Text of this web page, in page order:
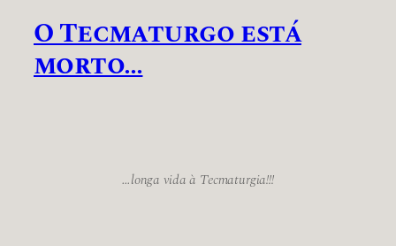
O Tecmaturgo está
morto…
…longa vida à Tecmaturgia!!!